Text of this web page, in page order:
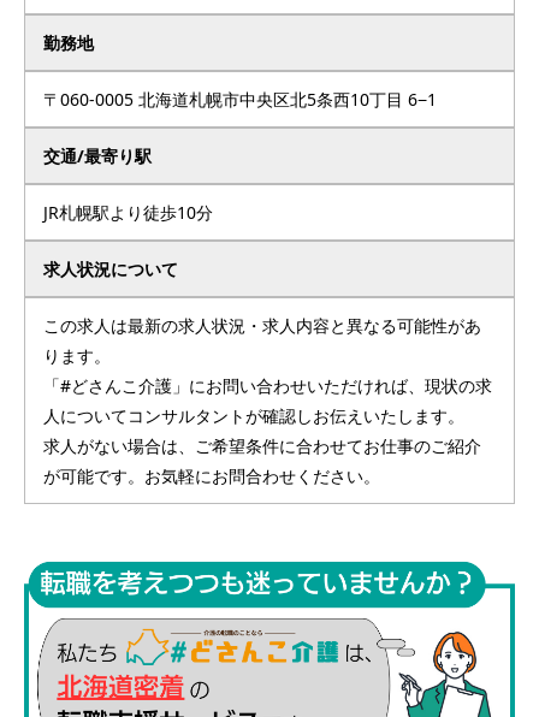
勤務地
〒060-0005 北海道札幌市中央区北5条西10丁目 6−1
交通/最寄り駅
JR札幌駅より徒歩10分
求人状況について
この求人は最新の求人状況・求人内容と異なる可能性があ
ります。
「#どさんこ介護」にお問い合わせいただければ、現状の求
人についてコンサルタントが確認しお伝えいたします。
求人がない場合は、ご希望条件に合わせてお仕事のご紹介
が可能です。お気軽にお問合わせください。